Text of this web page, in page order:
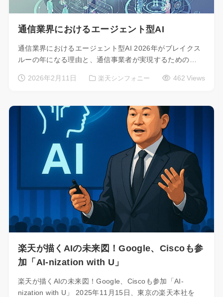
通信業界におけるエージェント型AI
通信業界におけるエージェント型AI 2026年がブレイクス
ルーの年になる理由と、通信事業者が実現するための…
2026年2月11日 楽天シンフォニー 462 Views
楽天が描くAIの未来図！Google、Ciscoも参
加「AI-nization with U」
楽天が描くAIの未来図！Google、Ciscoも参加「AI-
nization with U」 2025年11月15日、東京の楽天本社を